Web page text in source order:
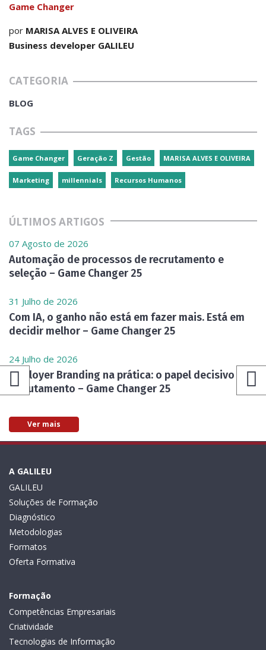
Game Changer
por MARISA ALVES E OLIVEIRA
Business developer GALILEU
CATEGORIA
BLOG
TAGS
Game Changer Geração Z Gestão MARISA ALVES E OLIVEIRA
Marketing millennials Recursos Humanos
ÚLTIMOS ARTIGOS
07 Agosto de 2026
Automação de processos de recrutamento e
seleção – Game Changer 25
31 Julho de 2026
Com IA, o ganho não está em fazer mais. Está em
decidir melhor – Game Changer 25
24 Julho de 2026
Employer Branding na prática: o papel decisivo do
recrutamento – Game Changer 25
Ver mais
A GALILEU
GALILEU
Soluções de Formação
Diagnóstico
Metodologias
Formatos
Oferta Formativa
Formação
Competências Empresariais
Criatividade
Tecnologias de Informação